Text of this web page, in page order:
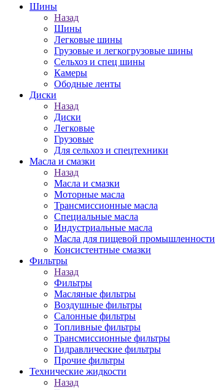
Шины
Назад
Шины
Легковые шины
Грузовые и легкогрузовые шины
Сельхоз и спец шины
Камеры
Ободные ленты
Диски
Назад
Диски
Легковые
Грузовые
Для сельхоз и спецтехники
Масла и смазки
Назад
Масла и смазки
Моторные масла
Трансмиссионные масла
Специальные масла
Индустриальные масла
Масла для пищевой промышленности
Консистентные смазки
Фильтры
Назад
Фильтры
Масляные фильтры
Воздушные фильтры
Салонные фильтры
Топливные фильтры
Трансмиссионные фильтры
Гидравлические фильтры
Прочие фильтры
Технические жидкости
Назад